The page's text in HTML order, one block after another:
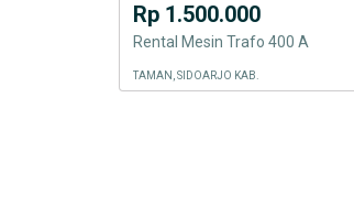
Rp 1.500.000
Rental Mesin Trafo 400 A
TAMAN, SIDOARJO KAB.